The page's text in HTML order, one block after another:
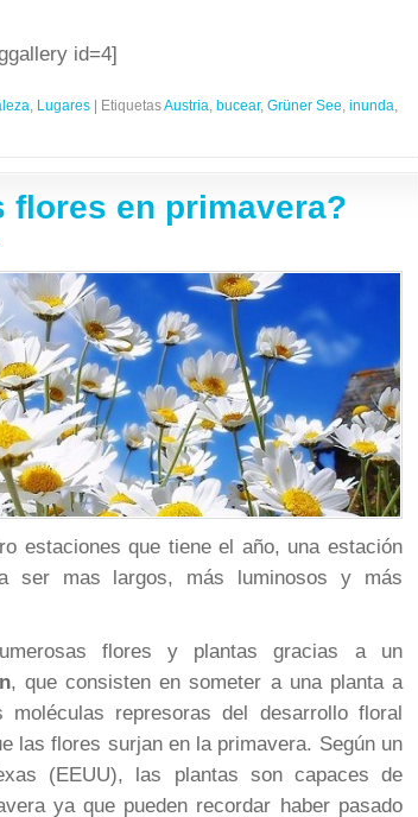
id=4]
, Lugares EtiquetasAustria, bucear, Grüner See, inunda,
flores en primavera?
estaciones que tiene el año, una estación
ser mas largos, más luminosos y más
flores y plantas gracias a un
, que consisten en someter a una planta a
represoras del desarrollo floral
las flores surjan en la primavera. Según un
(EEUU), las plantas son capaces de
ya que pueden recordar haber pasado